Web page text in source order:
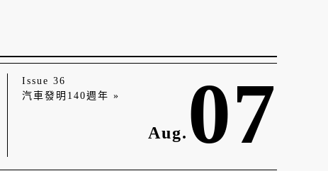
Issue 36
汽車發明140週年 »
Aug. 07